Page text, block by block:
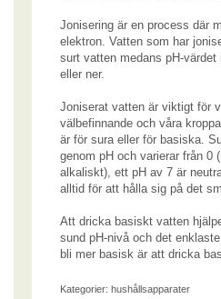
Jonisering är en process där
elektron. Vatten som har
surt vatten medans pH-
eller ner.
Joniserat vatten är viktigt för
välbefinnande och våra
är för sura eller för basiska.
genom pH och varierar från 0
alkaliskt), ett pH av 7 är
alltid för att hålla sig på det
Att dricka basiskt vatten
sund pH-nivå och det
bli mer basisk är att dricka
Kategorier: hushållsapparater